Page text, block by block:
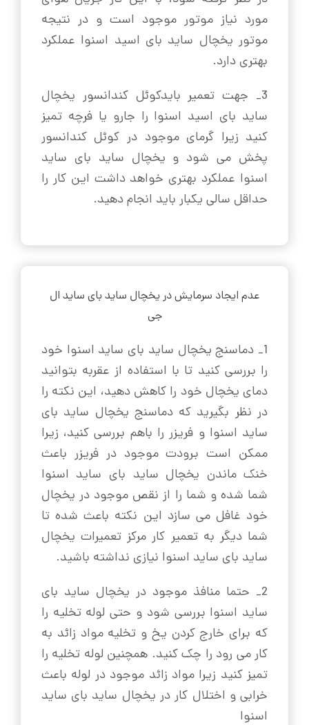
مورد نیاز موتور موجود است و در نتیجه
موتور یخچال ساید بای اسید اسنوا عملکرد
بهتری دارد.
3_ جهت تعمیر بایدکوئل کندانسور یخچال
ساید بای اسید اسنوا را جارو یا فرچه تمیز
کنید زیرا گرمای موجود در کوئل کندانسور
پخش می شود و یخچال ساید بای ساید
اسنوا عملکرد بهتری خواهد داشت این کار را
حداقل سالی یکبار باید انجام دهید.
عدم ایجاد سرمایش در یخچال ساید بای ساید ال
جی
1_ دماسنج یخچال ساید بای ساید اسنوا خود
را بررسی کنید تا با استفاده از عقربه بتوانید
دمای یخچال خود را کاهش دهید، این نکته را
در نظر بگیرید که دماسنج یخچال ساید بای
ساید اسنوا و فریزر را باهم بررسی کنید، زیرا
ممکن است برودت موجود در فریزر باعث
خنک ماندن یخچال ساید بای ساید اسنوا
شما شده و شما را از نقص موجود در یخچال
خود غافل می سازد این نکته باعث شده تا
شما دیگر به تعمیر کار مرکز تعمیرات یخچال
ساید بای ساید اسنوا نیازی نداشته باشید.
2_ حتما منافذ موجود در یخچال ساید بای
ساید اسنوا بررسی شود و حتی لوله تخلیه را
که برای خارج کردن یخ و تخلیه مواد زائد به
کار می رود را چک کنید. همچنین لوله تخلیه را
تمیز کنید زیرا مواد زائد موجود در لوله باعث
خرابی و اختلال کار در یخچال ساید بای ساید
اسنوا